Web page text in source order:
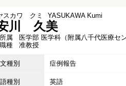
スカワ クミ YASUKAWA Kumi
川 久美
属
医学部 医学科（附属八千代医療セン
種
准教授
種別 症例報告
種別 英語